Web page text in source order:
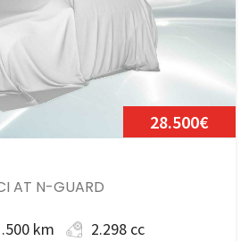
28.500€
AT N-GUARD
km
2.298 cc